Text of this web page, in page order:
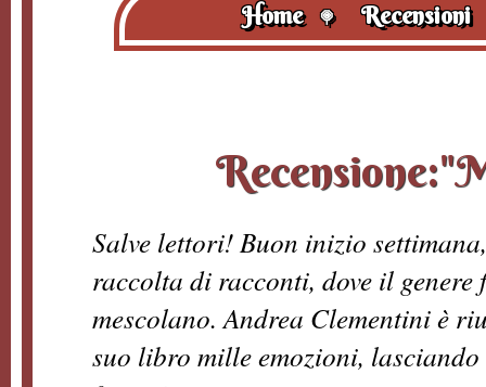
Home 🍭 Recensioni
Salve lettori! Buon inizio
raccolta di racconti, dove il
mescolano. Andrea Clementini è
suo libro mille emozioni,